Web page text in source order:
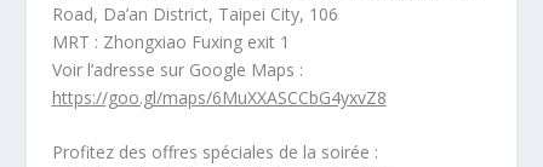
Road, Da’an District, Taipei City, 106
MRT : Zhongxiao Fuxing exit 1
Voir l’adresse sur Google Maps :
https://goo.gl/maps/6MuXXASCCbG4yxvZ8
Profitez des offres spéciales de la soirée :